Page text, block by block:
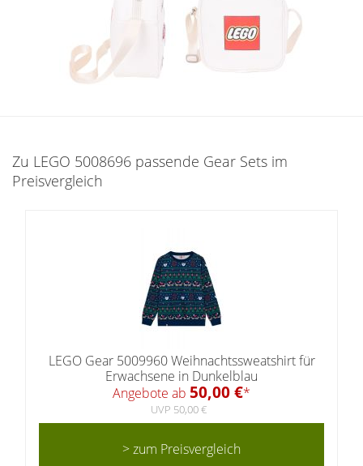
Zu LEGO 5008696 passende Gear Sets im
Preisvergleich
LEGO Gear 5009960 Weihnachtssweatshirt für
Erwachsene in Dunkelblau
Angebote ab 50,00 €*
UVP 50,00 €
> zum Preisvergleich